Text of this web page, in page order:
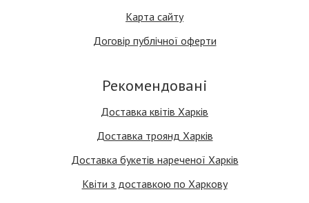
Карта сайту
Договір публічної оферти
Рекомендовані
Доставка квітів Харків
Доставка троянд Харків
Доставка букетів нареченої Харків
Квіти з доставкою по Харкову